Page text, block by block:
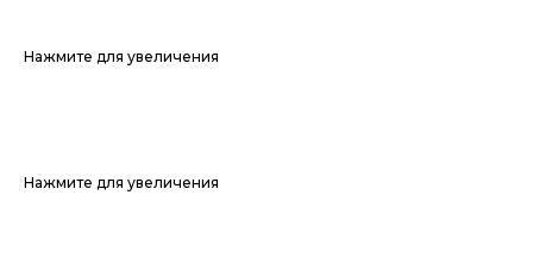
Нажмите для увеличения
Нажмите для увеличения